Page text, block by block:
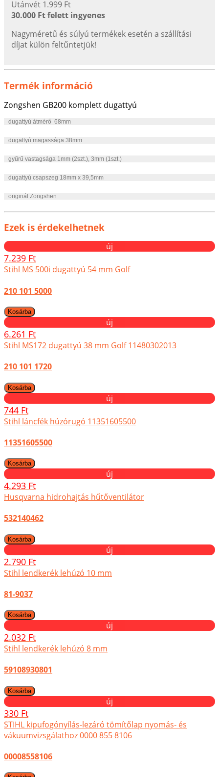
Utánvét 1.999 Ft
30.000 Ft felett ingyenes
Nagyméretű és súlyú termékek esetén a szállítási
díjat külön feltűntetjük!
Termék információ
Zongshen GB200 komplett dugattyú
dugattyú átmérő 68mm
dugattyú magassága 38mm
gyűrű vastagsága 1mm (2szt.), 3mm (1szt.)
dugattyú csapszeg 18mm x 39,5mm
originál Zongshen
Ezek is érdekelhetnek
új
7.239 Ft
Stihl MS 500i dugattyú 54 mm Golf
210 101 5000
új
6.261 Ft
Stihl MS172 dugattyú 38 mm Golf 11480302013
210 101 1720
új
744 Ft
Stihl láncfék húzórugó 11351605500
11351605500
új
4.293 Ft
Husqvarna hidrohajtás hűtőventilátor
532140462
új
2.790 Ft
Stihl lendkerék lehúzó 10 mm
81-9037
új
2.032 Ft
Stihl lendkerék lehúzó 8 mm
59108930801
új
330 Ft
STIHL kipufogónyílás-lezáró tömítőlap nyomás- és
vákuumvizsgálathoz 0000 855 8106
00008558106